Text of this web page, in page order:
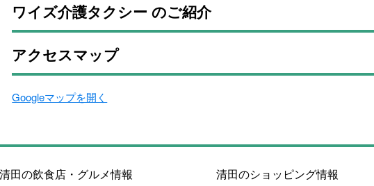
ワイズ介護タクシー のご紹介
アクセスマップ
Googleマップを開く
清田の飲食店・グルメ情報 清田のショッピング情報